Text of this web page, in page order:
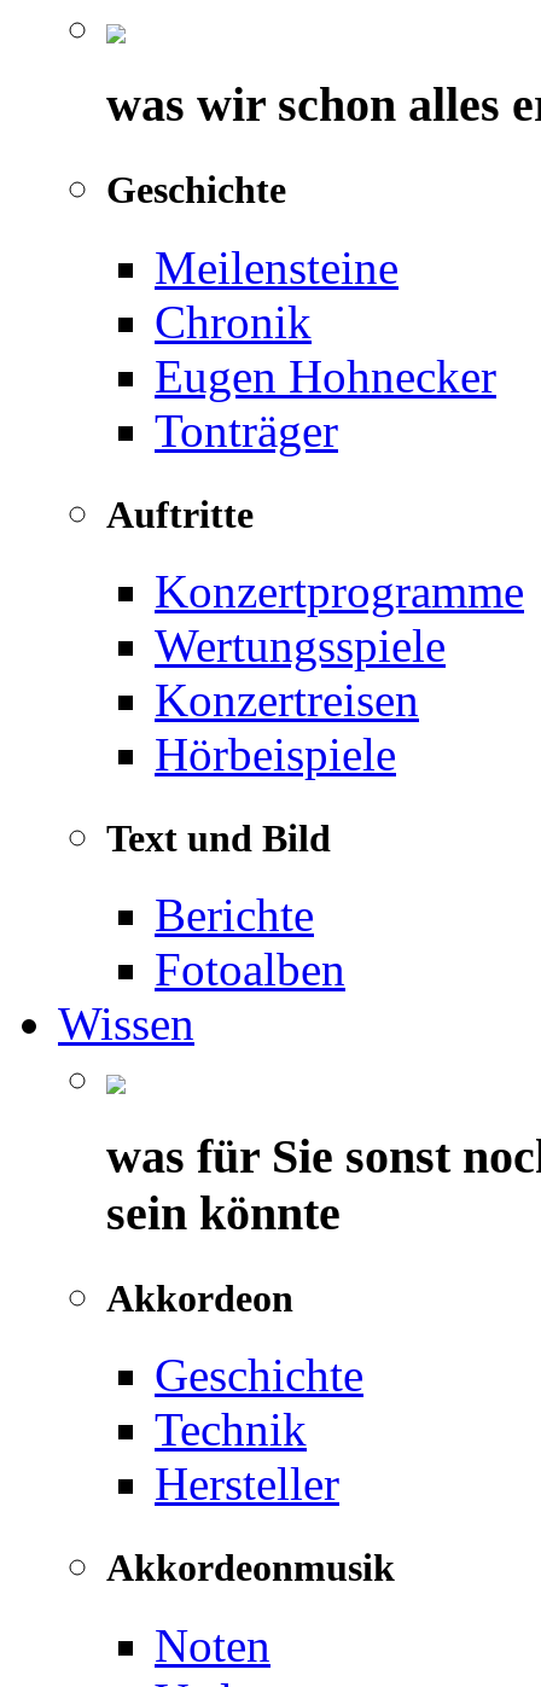
was wir schon alles
Geschichte
Meilensteine
Chronik
Eugen Hohnecker
Tonträger
Auftritte
Konzertprogramme
Wertungsspiele
Konzertreisen
Hörbeispiele
Text und Bild
Berichte
Fotoalben
Wissen
was für Sie sonst
sein könnte
Akkordeon
Geschichte
Technik
Hersteller
Akkordeonmusik
Noten